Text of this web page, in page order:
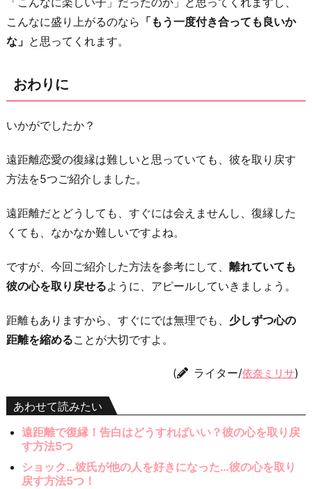
こんなに盛り上がるのなら 「もう一度付き合っても良いか
な」 と思ってくれます。
おわりに
いかがでしたか？
遠距離恋愛の復縁は難しいと思っていても、彼を取り戻す
方法を5つご紹介しました。
遠距離だとどうしても、すぐには会えませんし、復縁した
くても、なかなか難しいですよね。
ですが、今回ご紹介した方法を参考にして、 離れていても
彼の心を取り戻せるように、アピールしていきましょう。
距離もありますから、すぐにでは無理でも、 少しずつ心の
距離を縮めることが大切ですよ。
( ライター/依奈ミリサ)
あわせて読みたい
遠距離で復縁！告白はどうすればいい？彼の心を取り戻
す方法5つ
ショック…彼氏が他の人を好きになった…彼の心を取り
戻す方法5つ！